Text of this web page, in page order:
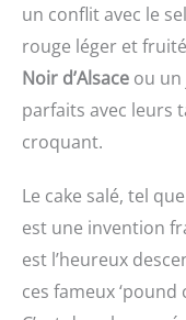
un conflit avec le
rouge léger et
Noir d’Alsace ou un
parfaits avec leurs
croquant.
Le cake salé, tel
est une invention
est l’heureux
ces fameux ‘pound